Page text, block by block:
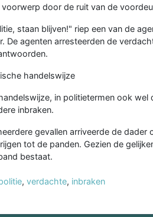
voorwerp door de ruit van de
staan blijven!" riep een van de
De agenten arresteerden de
handelswijze
in politietermen ook
inbraken.
gevallen arriveerde de
tot de panden. Gezien de
bestaat.
, verdachte, inbraken